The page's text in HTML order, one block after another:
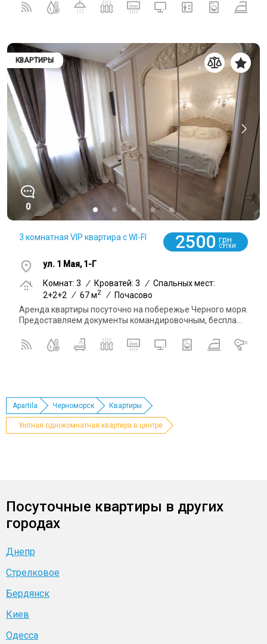
КВАРТИРЫ
0
3 комнатная VIP квартира c WI-FI 2500 грн
СУТКИ
ул. 1 Мая, 1-Г
Комнат: 3
/ Кроватей: 3 / Спальных мест:
2+2+2 / 67 м2 / Почасово
Аренда квартиры посуточно на побережье Черного моря.
Предоставляем документы командировочным, беспла...
Apartila Черноморск Квартиры
Уютная однокомнатная квартира в центре
Посуточные квартиры в других
городах
Днепр
Стрелковое
Бердянск
Киев
Одесса